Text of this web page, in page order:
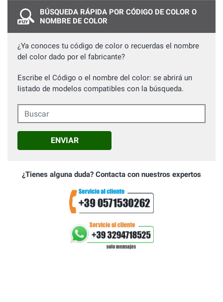
BÚSQUEDA RÁPIDA POR CÓDIGO DE COLOR O
NOMBRE DE COLOR
¿Ya conoces tu código de color o recuerdas el nombre
del color dado por el fabricante?
Escribe el Código o el nombre del color: se abrirá un
listado de modelos compatibles con la búsqueda.
Buscar
ENVIAR
¿Tienes alguna duda? Contacta con nuestros expertos